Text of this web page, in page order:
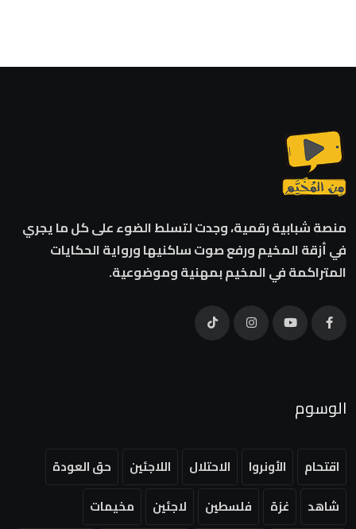
منصة شبابية رقمية، وجدت لتسلط الضوء على كل ما يجري
في أزقة المخيم ورفع صوت ساكنيها ورواية الحكايات
المتراكمة في المخيم بمهنية وموضوعية.
الوسوم
اقتحام الأونروا الاحتلال اللاجئين
حق العودة
شاهد
غزة فلسطين لاجئين
مخيمات